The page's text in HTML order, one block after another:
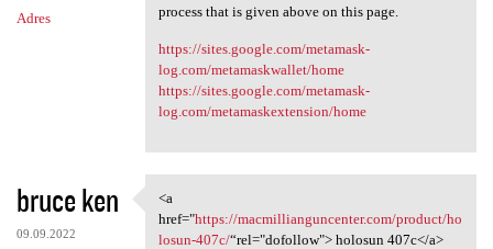
Adres
process that is given above on this page.
https://sites.google.com/metamask-
log.com/metamaskwallet/home
https://sites.google.com/metamask-
log.com/metamaskextension/home
bruce ken
09.09.2022
<a href="https:/
<a
href="https://macmillianguncenter.com/product/ho
losun-407c/“rel="dofollow"> holosun 407c</a>